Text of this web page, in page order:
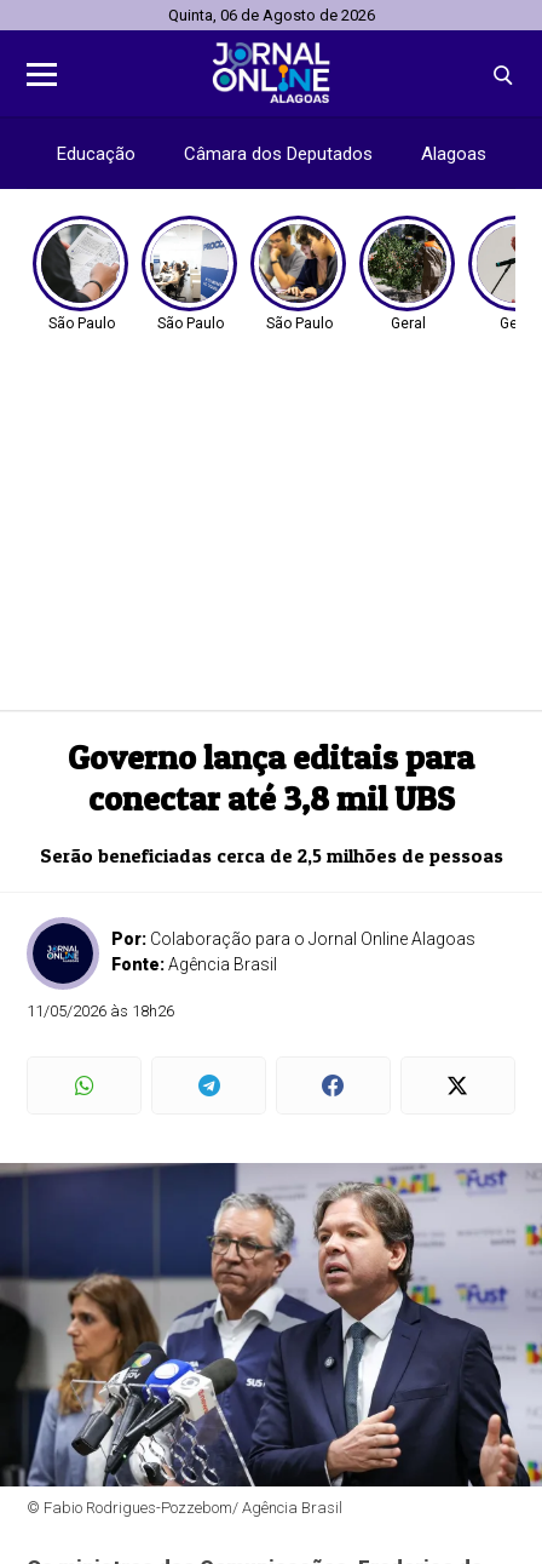
Quinta, 06 de Agosto de 2026
Educação Câmara dos Deputados Alagoas
São Paulo São Paulo São Paulo Geral Geral
Governo lança editais para
conectar até 3,8 mil UBS
Serão beneficiadas cerca de 2,5 milhões de pessoas
Por: Colaboração para o Jornal Online Alagoas
Fonte:Agência Brasil
11/05/2026 às 18h26
© Fabio Rodrigues-Pozzebom/ Agência Brasil